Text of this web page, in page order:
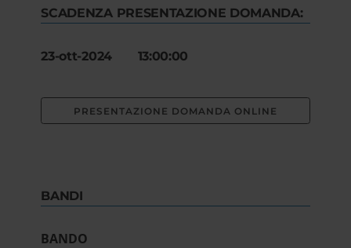
SCADENZA PRESENTAZIONE DOMANDA:
23-ott-2024 13:00:00
PRESENTAZIONE DOMANDA ONLINE
BANDI
BANDO